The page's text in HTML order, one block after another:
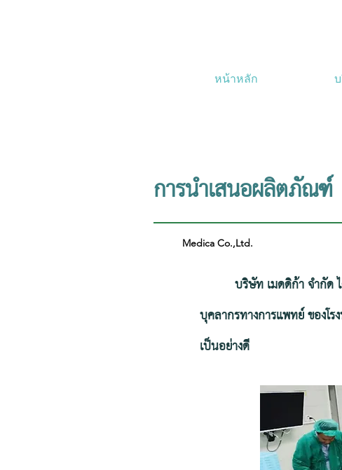
หน้าหลัก
การนำเสนอผลิตภัณฑ์
Medica Co.,Ltd.
บริษัท เมดดิก้า จำกัด ได้
บุคลากรทางการแพทย์ ของโ
เป็นอย่างดี